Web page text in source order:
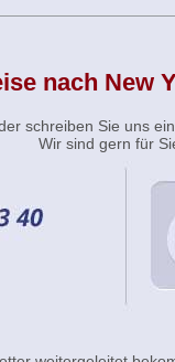
nach New
schreiben Sie uns
Wir sind gern für